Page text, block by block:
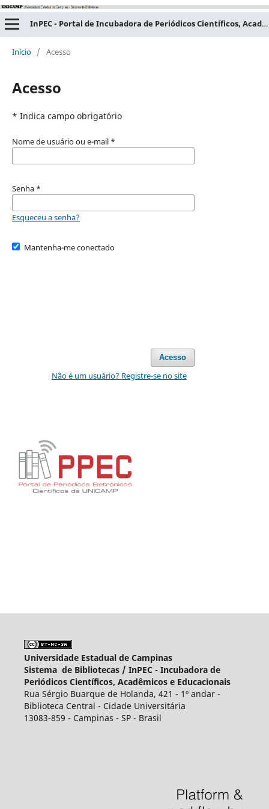
InPEC - Portal de Incubadora de Periódicos Científicos, Acadêmicos e Educacionais
Início / Acesso
Acesso
* Indica campo obrigatório
Nome de usuário ou e-mail *
Senha *
Esqueceu a senha?
Mantenha-me conectado
Acesso
Não é um usuário? Registre-se no site
Universidade Estadual de Campinas
Sistema de Bibliotecas / InPEC - Incubadora de
Periódicos Científicos, Acadêmicos e Educacionais
Rua Sérgio Buarque de Holanda, 421 - 1º andar -
Biblioteca Central - Cidade Universitária
13083-859 - Campinas - SP - Brasil